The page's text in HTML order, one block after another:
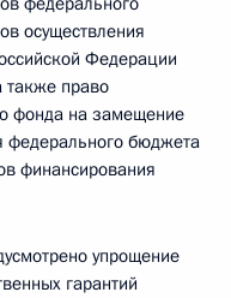
осуществления
Федерации
также право
фонда на замещение
федерального бюджета
финансирования
упрощение
гарантий